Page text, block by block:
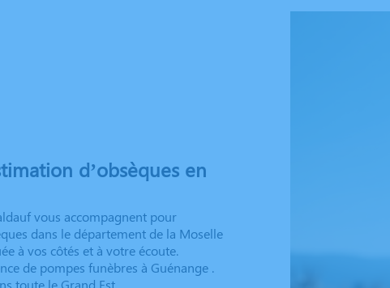
d’obsèques en
vous accompagnent pour
dans le département de la Moselle
à vos côtés et à votre écoute.
de pompes funèbres à Guénange .
toute le Grand Est.